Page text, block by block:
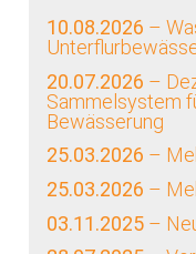
10.08.2026 –
20.07.2026 –
Sammelsystem
Bewässerung
25.03.2026 –
25.03.2026 –
03.11.2025 –